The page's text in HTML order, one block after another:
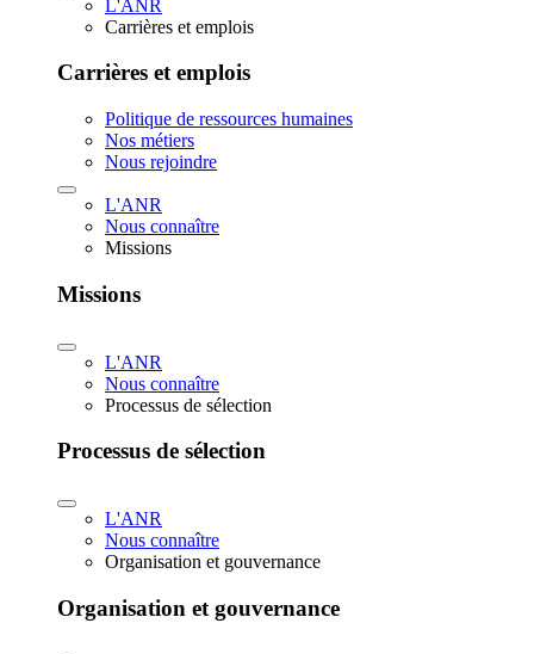
L'ANR
Carrières et emplois
Carrières et emplois
Politique de ressources humaines
Nos métiers
Nous rejoindre
L'ANR
Nous connaître
Missions
Missions
L'ANR
Nous connaître
Processus de sélection
Processus de sélection
L'ANR
Nous connaître
Organisation et gouvernance
Organisation et gouvernance